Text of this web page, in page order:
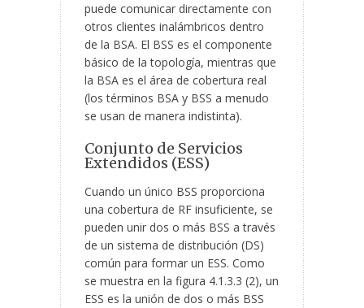
puede comunicar directamente con
otros clientes inalámbricos dentro
de la BSA. El BSS es el componente
básico de la topología, mientras que
la BSA es el área de cobertura real
(los términos BSA y BSS a menudo
se usan de manera indistinta).
Conjunto de Servicios
Extendidos (ESS)
Cuando un único BSS proporciona
una cobertura de RF insuficiente, se
pueden unir dos o más BSS a través
de un sistema de distribución (DS)
común para formar un ESS. Como
se muestra en la figura 4.1.3.3 (2), un
ESS es la unión de dos o más BSS